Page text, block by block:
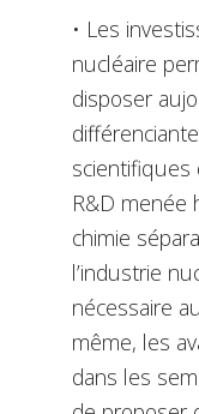
• Les
nucléaire
disposer
scientifiques
R&D menée
chimie
l’industrie
nécessaire
même, les
dans les